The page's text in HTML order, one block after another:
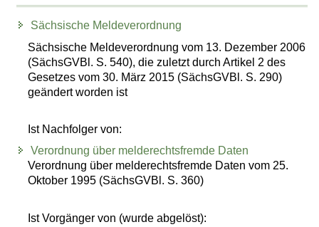
Sächsische Meldeverordnung
Sächsische Meldeverordnung vom 13. Dezember 2006
(SächsGVBl. S. 540), die zuletzt durch Artikel 2 des
Gesetzes vom 30. März 2015 (SächsGVBl. S. 290)
geändert worden ist
Ist Nachfolger von:
Verordnung über melderechtsfremde Daten
Verordnung über melderechtsfremde Daten vom 25.
Oktober 1995 (SächsGVBl. S. 360)
Ist Vorgänger von (wurde abgelöst):